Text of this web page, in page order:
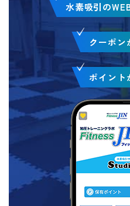
水素吸引の
クーポン
ポイント